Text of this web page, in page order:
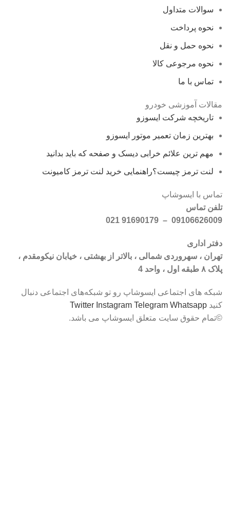
سوالات متداول
نحوه پرداخت
نحوه حمل و نقل
نحوه مرجوعی کالا
تماس با ما
مقالات آموزشی خودرو
تاریخچه شرکت ایسوزو
بهترین زمان تعمیر موتور ایسوزو
مهم ترین علائم خرابی دیسک و صفحه که باید بدانید
لنت ترمز چیست؟راهنمایی خرید لنت ترمز کامیونت
تماس با ایسوشاپ
تلفن تماس
09106626009 – 91690179 021
دفتر اداری
تهران ، سهروردی شمالی ، بالاتر از بهشتی ، خیابان نیکومقدم ،
پلاک ۸ طبقه اول ، واحد 4
شبکه‌ های اجتماعی ایسوشاپ رو تو شبکه‌های اجتماعی دنبال
کنید
Twitter Instagram Telegram Whatsapp
©تمام حقوق سایت متعلق ایسوشاپ می باشد.